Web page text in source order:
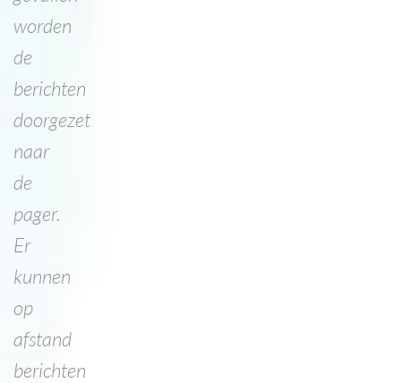
worden
de
berichten
doorgezet
naar
de
pager.
Er
kunnen
op
afstand
berichten